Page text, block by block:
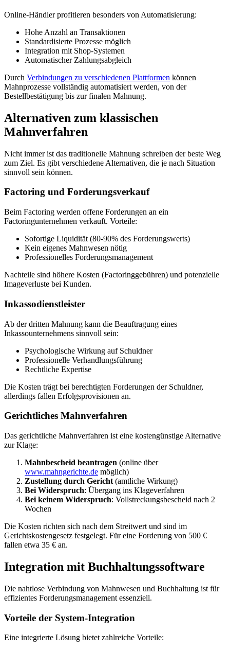
Online-Händler profitieren besonders von Automatisierung:
Hohe Anzahl an Transaktionen
Standardisierte Prozesse möglich
Integration mit Shop-Systemen
Automatischer Zahlungsabgleich
Durch Verbindungen zu verschiedenen Plattformen können
Mahnprozesse vollständig automatisiert werden, von der
Bestellbestätigung bis zur finalen Mahnung.
Alternativen zum klassischen
Mahnverfahren
Nicht immer ist das traditionelle Mahnung schreiben der beste Weg
zum Ziel. Es gibt verschiedene Alternativen, die je nach Situation
sinnvoll sein können.
Factoring und Forderungsverkauf
Beim Factoring werden offene Forderungen an ein
Factoringunternehmen verkauft. Vorteile:
Sofortige Liquidität (80-90% des Forderungswerts)
Kein eigenes Mahnwesen nötig
Professionelles Forderungsmanagement
Nachteile sind höhere Kosten (Factoringgebühren) und potenzielle
Imageverluste bei Kunden.
Inkassodienstleister
Ab der dritten Mahnung kann die Beauftragung eines
Inkassounternehmens sinnvoll sein:
Psychologische Wirkung auf Schuldner
Professionelle Verhandlungsführung
Rechtliche Expertise
Die Kosten trägt bei berechtigten Forderungen der Schuldner,
allerdings fallen Erfolgsprovisionen an.
Gerichtliches Mahnverfahren
Das gerichtliche Mahnverfahren ist eine kostengünstige Alternative
zur Klage:
Mahnbescheid beantragen (online über
www.mahngerichte.de möglich)
Zustellung durch Gericht (amtliche Wirkung)
Bei Widerspruch: Übergang ins Klageverfahren
Bei keinem Widerspruch: Vollstreckungsbescheid nach 2
Wochen
Die Kosten richten sich nach dem Streitwert und sind im
Gerichtskostengesetz festgelegt. Für eine Forderung von 500 €
fallen etwa 35 € an.
Integration mit Buchhaltungssoftware
Die nahtlose Verbindung von Mahnwesen und Buchhaltung ist für
effizientes Forderungsmanagement essenziell.
Vorteile der System-Integration
Eine integrierte Lösung bietet zahlreiche Vorteile: